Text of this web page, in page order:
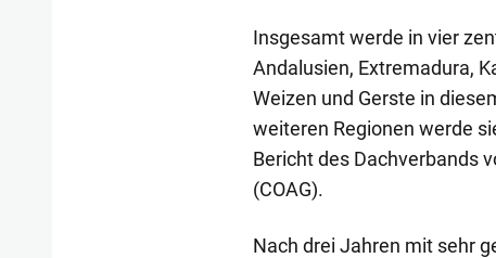
Insgesamt werde in vier
Andalusien, Extremadura,
Weizen und Gerste in
weiteren Regionen werde
Bericht des Dachverbands
(COAG).
Nach drei Jahren mit sehr